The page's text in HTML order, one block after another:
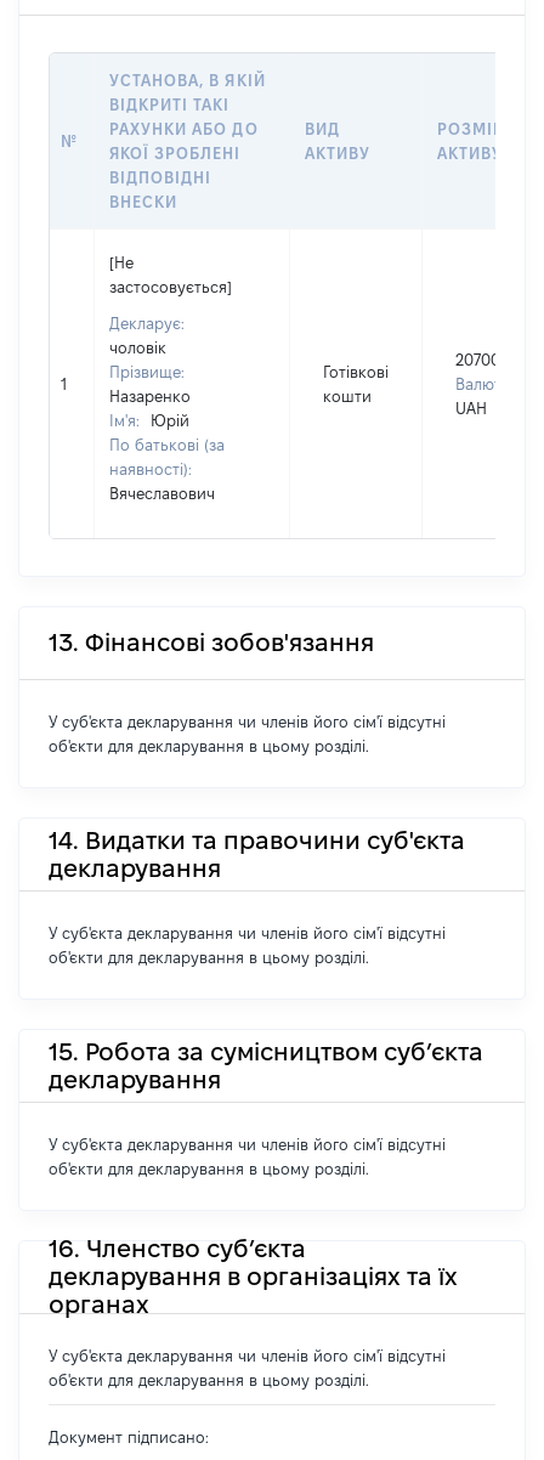
№
УСТАНОВА, В ЯКІЙ
ВІДКРИТІ ТАКІ
РАХУНКИ АБО ДО
ЯКОЇ ЗРОБЛЕНІ
ВІДПОВІДНІ
ВНЕСКИ
ВИД
АКТИВУ
РОЗМІР
АКТИВУ
1
[Не
застосовується]
Декларує:
чоловік
Прізвище:
Назаренко
Ім'я:
Юрій
По батькові (за
наявності):
Вячеславович
Готівкові
кошти
207000
Валюта:
UAH
13. Фінансові зобов'язання
У суб'єкта декларування чи членів його сім'ї відсутні
об'єкти для декларування в цьому розділі.
14. Видатки та правочини суб'єкта
декларування
У суб'єкта декларування чи членів його сім'ї відсутні
об'єкти для декларування в цьому розділі.
15. Робота за сумісництвом суб’єкта
декларування
У суб'єкта декларування чи членів його сім'ї відсутні
об'єкти для декларування в цьому розділі.
16. Членство суб’єкта
декларування в організаціях та їх
органах
У суб'єкта декларування чи членів його сім'ї відсутні
об'єкти для декларування в цьому розділі.
Документ підписано: